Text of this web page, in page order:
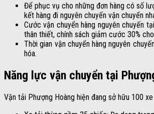
Để phục vụ cho những đơn hàng có số
kết hàng đi nguyên chuyến vận chuyển
Cước vận chuyển hàng nguyên chuyến
thân thiết, chính sách giảm cước 30%
Thời gian vận chuyển hàng nguyên
hóa.
Năng lực vận chuyển tại
Vận tải Phượng Hoàng hiện đang sở hữu 100